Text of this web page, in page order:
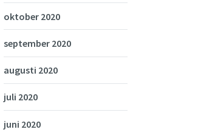
oktober 2020
september 2020
augusti 2020
juli 2020
juni 2020